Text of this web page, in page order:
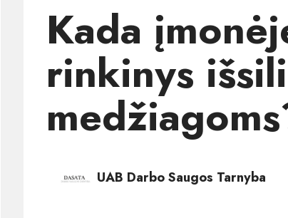
Kada
rinkinys
UAB Darbo Saugos Tarnyba